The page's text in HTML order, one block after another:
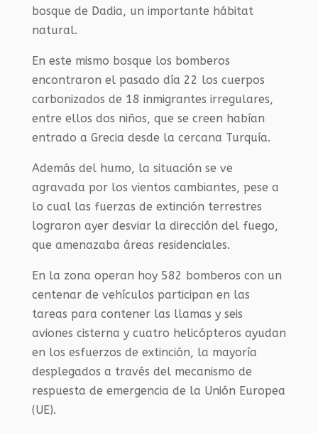
bosque de Dadia, un importante hábitat
natural.
En este mismo bosque los bomberos
encontraron el pasado día 22 los cuerpos
carbonizados de 18 inmigrantes irregulares,
entre ellos dos niños, que se creen habían
entrado a Grecia desde la cercana Turquía.
Además del humo, la situación se ve
agravada por los vientos cambiantes, pese a
lo cual las fuerzas de extinción terrestres
lograron ayer desviar la dirección del fuego,
que amenazaba áreas residenciales.
En la zona operan hoy 582 bomberos con un
centenar de vehículos participan en las
tareas para contener las llamas y seis
aviones cisterna y cuatro helicópteros ayudan
en los esfuerzos de extinción, la mayoría
desplegados a través del mecanismo de
respuesta de emergencia de la Unión Europea
(UE).